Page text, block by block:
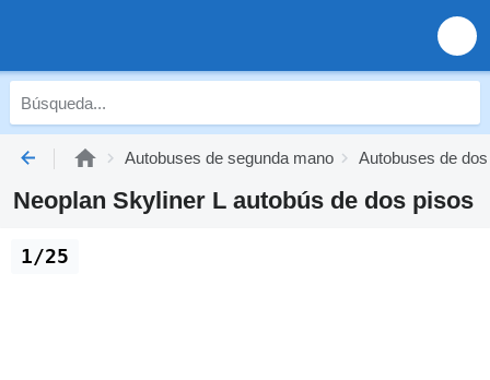
Autobuses de segunda mano Autobuses de
Neoplan Skyliner L autobús de dos pisos
1/25